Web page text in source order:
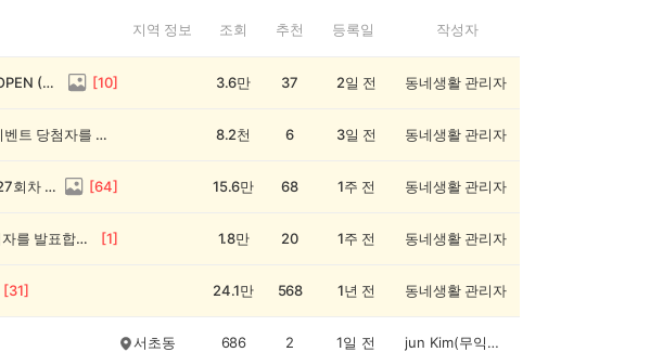
지역 정보 조회 추천 등록일 작성자
전원 1,000캐시! 🥳 우리 동네 썰전 14회차 OPEN (~8/17) [10] 3.6만 37 2일 전 동네생활 관리자
💰[당첨자 발표] 26회차 우리 동네 정보왕 이벤트 당첨자를 발표합니다! 8.2천 6 3일 전 동네생활 관리자
💸 전원 2,000캐시 지급! 우리 동네 정보왕 27회차 (~8/10) [64] 15.6만 68 1주 전 동네생활 관리자
💰[당첨자 발표] 우리 동네 썰전 12회차 당첨자를 발표합니다! [1] 1.8만 20 1주 전 동네생활 관리자
[31] 24.1만 568 1년 전 동네생활 관리자
서초동 686 2 1일 전 jun Kim(무익한 종)